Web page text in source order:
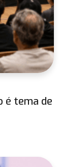
é tema de